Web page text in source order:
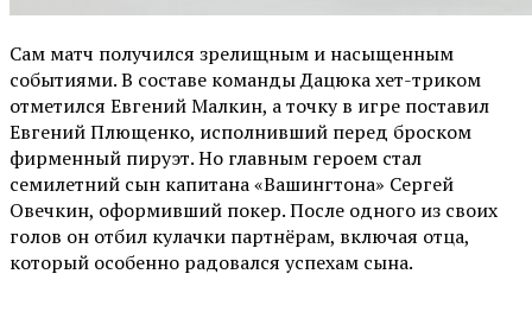
Сам матч получился зрелищным и насыщенным
событиями. В составе команды Дацюка хет-триком
отметился Евгений Малкин, а точку в игре поставил
Евгений Плющенко, исполнивший перед броском
фирменный пируэт. Но главным героем стал
семилетний сын капитана «Вашингтона» Сергей
Овечкин, оформивший покер. После одного из своих
голов он отбил кулачки партнёрам, включая отца,
который особенно радовался успехам сына.